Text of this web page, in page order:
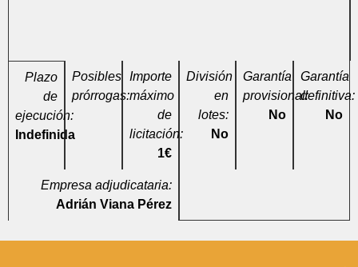
Plazo
de
ejecución:
Indefinida
Posibles
prórrogas:
Importe
máximo
de
licitación:
1€
División
en
lotes:
No
Garantía
provisional:
No
Garantía
definitiva:
No
Empresa adjudicataria:
Adrián Viana Pérez